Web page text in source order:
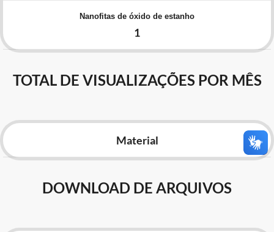
Advocacia-Geral da União
Banco Central do Brasil
Nanofitas de óxido de estanho
1
TOTAL DE VISUALIZAÇÕES POR MÊS
Material
DOWNLOAD DE ARQUIVOS